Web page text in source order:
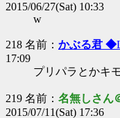
2015/06/27(Sat) 10:33
w
218 名前： かぶる君 ◆
17:09
プリパラとかキモ
219 名前： 名無しさん
2015/07/11(Sat) 17:36